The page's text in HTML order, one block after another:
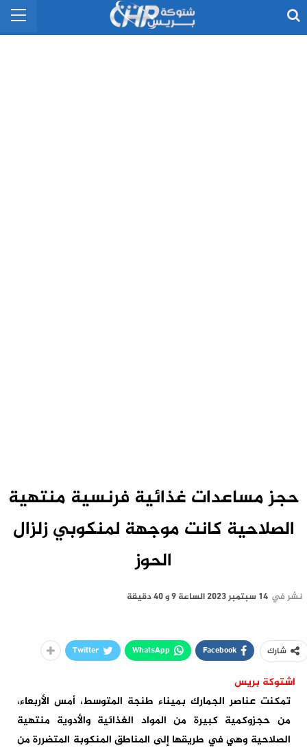
حجز مساعدات غذائية فرنسية منتهية
الصلاحية كانت موجهة لمنكوبي زلزال
الحوز
نشر في 14 سبتمبر 2023 الساعة 9 و 40 دقيقة
شارك Facebook
WhatsApp
Twitter
اشتوكة بريس
تمكنت عناصر الجمارك بميناء طنجة المتوسط، أمس الأربعاء،
من حجزوكمية كبيرة من المواد الغذائية والأدوية منتهية
الصلاحية وهي في طريقها إلى المناطق المنكوبة المتضررة من